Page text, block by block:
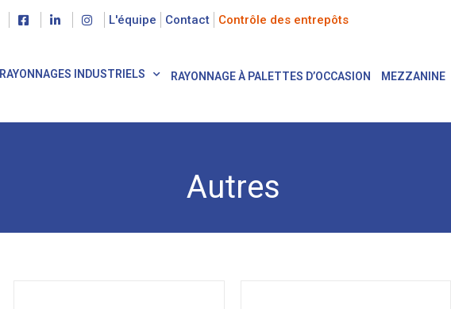
L'équipe Contact Contrôle des entrepôts
RAYONNAGES INDUSTRIELS RAYONNAGE À PALETTES D’OCCASION MEZZANINE
Autres